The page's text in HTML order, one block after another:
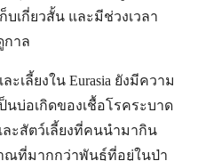
บเกี่ยวสั้น และมีช่วงเวลา
กาล
ลี้ยงใน Eurasia ยังมีความ
บ่อเกิดของเชื้อโรคระบาด
ะสัตว์เลี้ยงที่คนนำมากิน
ณที่มากกว่าพันธุ์ที่อยู่ในป่า